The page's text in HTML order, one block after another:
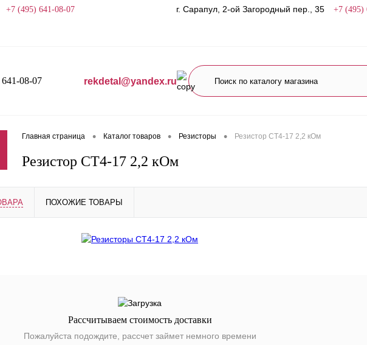
+7 (495) 641-08-07 г. Сарапул, 2-ой Загородный пер., 35 +7 (495)
08-07 rekdetal@yandex.ru
Главная страница • Каталог товаров • Резисторы • Резистор СТ4-17 2,2 кОм
Резистор СТ4-17 2,2 кОм
ПОХОЖИЕ ТОВАРЫ
Рассчитываем стоимость доставки
Пожалуйста подождите, рассчет займет немного времени